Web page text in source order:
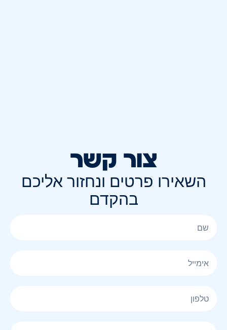
צור קשר
השאירו פרטים ונחזור אליכם
בהקדם